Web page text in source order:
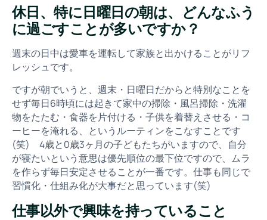
休日、特に日曜日の朝は、どんなふう
に過ごすことが多いですか？
週末の日中は愛車を運転して家族と出かけることがリフ
レッシュです。
ですが朝でいうと、週末・日曜日だからと特別なことを
せず毎日6時頃には起きて家中の掃除・風呂掃除・洗濯
物をたたむ・食器を片付ける・子供を着替えさせる・コ
ーヒーを淹れる、というルーティンをこなすことです
(笑) 4歳と0歳3ヶ月の子どもたちがいますので、自分
が寝たいという意思は優先順位の最下位ですので、ムラ
を作らず毎日安定させることが一番です。仕事も同じで
習慣化・仕組み化が大事だと思っています(笑)
仕事以外で興味を持っていること